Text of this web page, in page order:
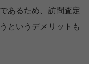
あるため、訪問査定
というデメリットも